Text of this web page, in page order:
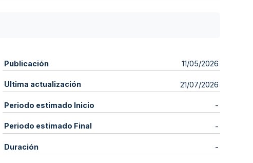
Publicación 11/05/2026
Ultima actualización 21/07/2026
Periodo estimado Inicio -
Periodo estimado Final -
Duración -